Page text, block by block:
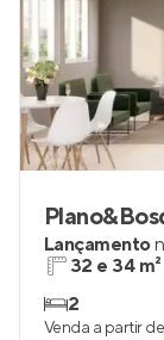
Lançamento
32 e 34 m²
2
Venda a partir de